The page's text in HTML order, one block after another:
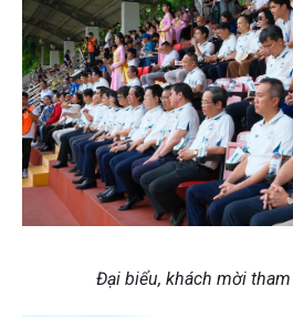
Đại biểu, khách mời